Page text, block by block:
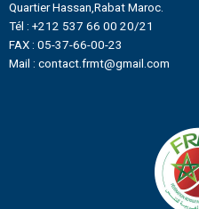
Quartier Hassan,Rabat Maroc.
Tél : +212 537 66 00 20/21
FAX : 05-37-66-00-23
Mail : contact.frmt@gmail.com